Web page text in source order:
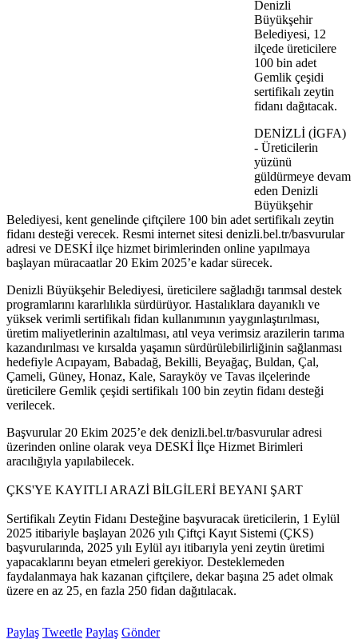
Denizli
Büyükşehir
Belediyesi, 12
ilçede üreticilere
100 bin adet
Gemlik çeşidi
sertifikalı zeytin
fidanı dağıtacak.
DENİZLİ (İGFA)
- Üreticilerin
yüzünü
güldürmeye devam
eden Denizli
Büyükşehir
Belediyesi, kent genelinde çiftçilere 100 bin adet sertifikalı zeytin
fidanı desteği verecek. Resmi internet sitesi denizli.bel.tr/basvurular
adresi ve DESKİ ilçe hizmet birimlerinden online yapılmaya
başlayan müracaatlar 20 Ekim 2025’e kadar sürecek.
Denizli Büyükşehir Belediyesi, üreticilere sağladığı tarımsal destek
programlarını kararlılıkla sürdürüyor. Hastalıklara dayanıklı ve
yüksek verimli sertifikalı fidan kullanımının yaygınlaştırılması,
üretim maliyetlerinin azaltılması, atıl veya verimsiz arazilerin tarıma
kazandırılması ve kırsalda yaşamın sürdürülebilirliğinin sağlanması
hedefiyle Acıpayam, Babadağ, Bekilli, Beyağaç, Buldan, Çal,
Çameli, Güney, Honaz, Kale, Sarayköy ve Tavas ilçelerinde
üreticilere Gemlik çeşidi sertifikalı 100 bin zeytin fidanı desteği
verilecek.
Başvurular 20 Ekim 2025’e dek denizli.bel.tr/basvurular adresi
üzerinden online olarak veya DESKİ İlçe Hizmet Birimleri
aracılığıyla yapılabilecek.
ÇKS'YE KAYITLI ARAZİ BİLGİLERİ BEYANI ŞART
Sertifikalı Zeytin Fidanı Desteğine başvuracak üreticilerin, 1 Eylül
2025 itibariyle başlayan 2026 yılı Çiftçi Kayıt Sistemi (ÇKS)
başvurularında, 2025 yılı Eylül ayı itibarıyla yeni zeytin üretimi
yapacaklarını beyan etmeleri gerekiyor. Desteklemeden
faydalanmaya hak kazanan çiftçilere, dekar başına 25 adet olmak
üzere en az 25, en fazla 250 fidan dağıtılacak.
Paylaş Tweetle Paylaş Gönder